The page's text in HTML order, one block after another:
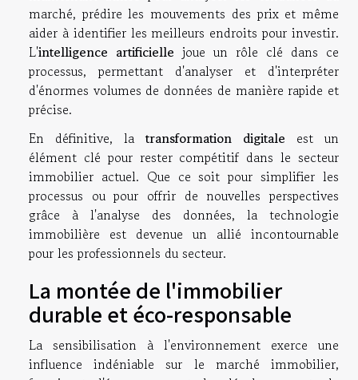
marché, prédire les mouvements des prix et même
aider à identifier les meilleurs endroits pour investir.
L'intelligence artificielle joue un rôle clé dans ce
processus, permettant d'analyser et d'interpréter
d'énormes volumes de données de manière rapide et
précise.
En définitive, latransformation digitale est un
élément clé pour rester compétitif dans le secteur
immobilier actuel. Que ce soit pour simplifier les
processus ou pour offrir de nouvelles perspectives
grâce à l'analyse des données, la technologie
immobilière est devenue un allié incontournable
pour les professionnels du secteur.
La montée de l'immobilier
durable et éco-responsable
La sensibilisation à l'environnement exerce une
influence indéniable sur le marché immobilier,